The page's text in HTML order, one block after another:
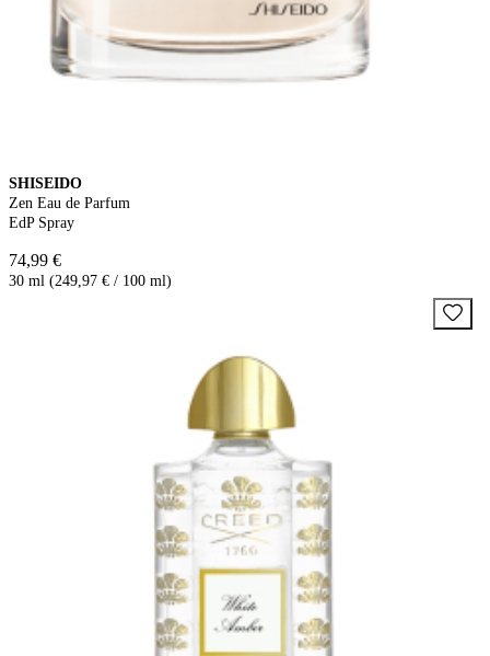
SHISEIDO
Zen Eau de Parfum
EdP Spray
74,99 €
30 ml (249,97 € / 100 ml)